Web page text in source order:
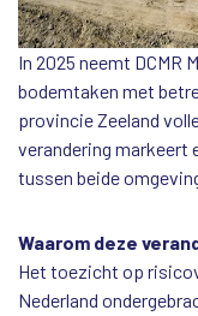
In 2025 neemt DCMR
bodemtaken met
provincie Zeeland
verandering markeert
tussen beide
Waarom deze
Het toezicht op
Nederland